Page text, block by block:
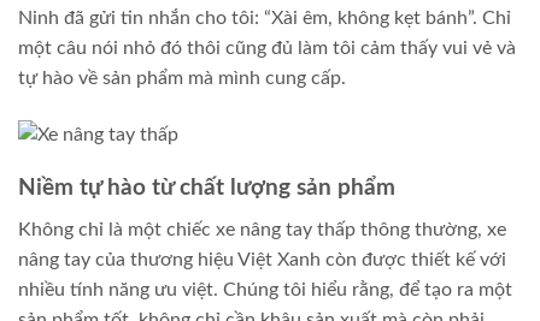
Ninh đã gửi tin nhắn cho tôi: “Xài êm, không kẹt bánh”. Chỉ
một câu nói nhỏ đó thôi cũng đủ làm tôi cảm thấy vui vẻ và
tự hào về sản phẩm mà mình cung cấp.
Niềm tự hào từ chất lượng sản phẩm
Không chỉ là một chiếc xe nâng tay thấp thông thường, xe
nâng tay của thương hiệu Việt Xanh còn được thiết kế với
nhiều tính năng ưu việt. Chúng tôi hiểu rằng, để tạo ra một